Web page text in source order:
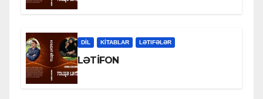
DİL KİTABLAR LƏTIFƏLƏR
LƏTİFON